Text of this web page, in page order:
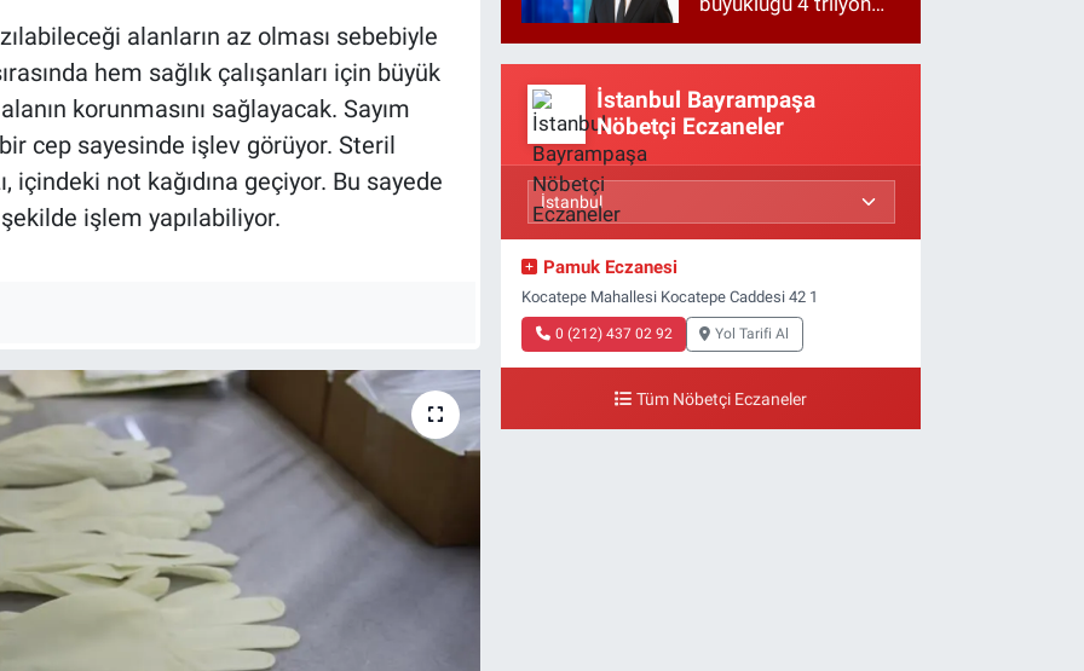
alanların az olması sebebiyle
hem sağlık çalışanları için büyük
korunmasını sağlayacak. Sayım
cep sayesinde işlev görüyor. Steril
içindeki not kağıdına geçiyor. Bu sayede
işlem yapılabiliyor.
İstanbul Bayrampaşa
Nöbetçi Eczaneler
Pamuk Eczanesi
Kocatepe Mahallesi Kocatepe Caddesi 42 1
0 (212) 437 02 92 Yol Tarifi Al
Tüm Nöbetçi Eczaneler